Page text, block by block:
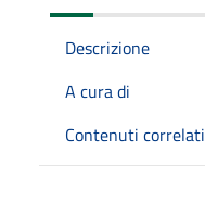
Descrizione
A cura di
Contenuti correlati